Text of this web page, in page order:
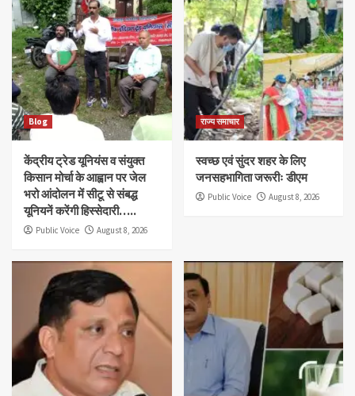
Blog
केंद्रीय ट्रेड यूनियंस व संयुक्त
किसान मोर्चा के आह्वान पर जेल
भरो आंदोलन में सीटू से संबद्ध
यूनियनें करेंगी हिस्सेदारी…..
Public Voice August 8, 2026
राज्य समाचार
स्वच्छ एवं सुंदर शहर के लिए
जनसहभागिता जरूरीः डीएम
Public Voice August 8, 2026